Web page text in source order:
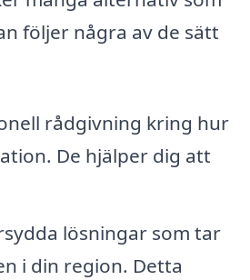
följer några av de sätt
rådgivning kring hur
De hjälper dig att
lösningar som tar
i din region. Detta